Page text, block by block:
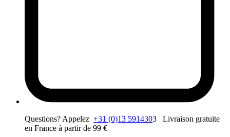
Questions? Appelez +31 (0)13 5914303 Livraison gratuite
en France à partir de 99 €